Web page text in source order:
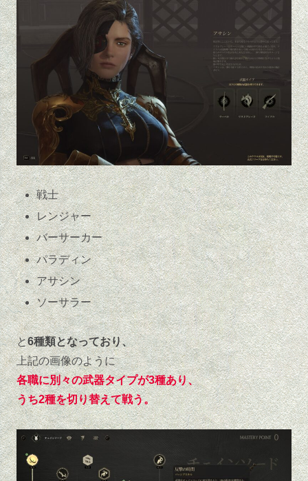
戦士
レンジャー
バーサーカー
パラディン
アサシン
ソーサラー
と6種類となっており、
上記の画像のように
各職に別々の武器タイプが3種あり、
うち2種を切り替えて戦う。